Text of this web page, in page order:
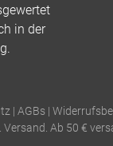
in der
.
| AGBs |
Versand. Ab 50 €